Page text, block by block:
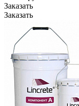
Заказать
Заказать